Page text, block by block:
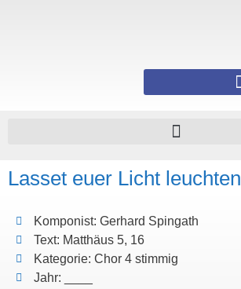
Lasset euer Licht leuchten
Komponist: Gerhard Spingath
Text: Matthäus 5, 16
Kategorie: Chor 4 stimmig
Jahr: ____